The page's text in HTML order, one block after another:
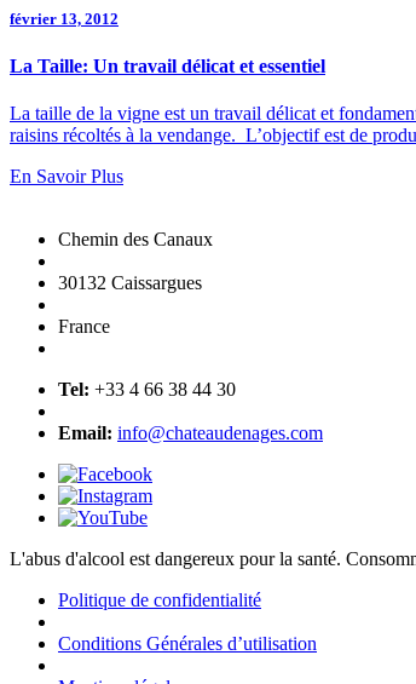
février 13, 2012
La Taille: Un travail délicat et essentiel
La taille de la vigne est un travail délicat et
raisins récoltés à la vendange. L’objectif est de
En Savoir Plus
Chemin des Canaux
30132 Caissargues
France
Tel: +33 4 66 38 44 30
Email: info@chateaudenages.com
L'abus d'alcool est dangereux pour la santé.
Politique de confidentialité
Conditions Générales d’utilisation